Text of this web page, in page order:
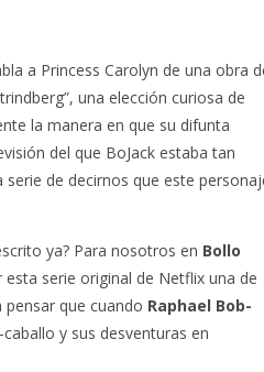
a Princess Carolyn de una obra
una elección curiosa de
la manera en que su difunta
del que BoJack estaba tan
serie de decirnos que este
ya? Para nosotros en Bollo
serie original de Netflix una de
que cuando Raphael Bob-
y sus desventuras en